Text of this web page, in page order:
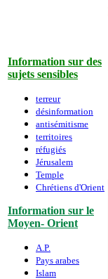
Information sur des
sujets sensibles
terreur
désinformation
antisémitisme
territoires
réfugiés
Jérusalem
Temple
Chrétiens d'Orient
Information sur le
Moyen- Orient
A.P.
Pays arabes
Islam